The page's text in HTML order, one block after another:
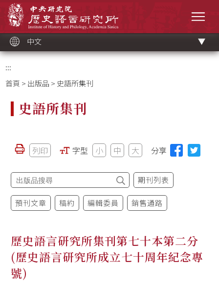
中文
:::
首頁 > 出版品 > 史語所集刊
史語所集刊
列印 字型 小 中 大 分享
期刊列表
預刊文章 稿約 編輯委員 銷售通路
歷史語言研究所集刊第七十本第二分
(歷史語言研究所成立七十周年紀念專
號)